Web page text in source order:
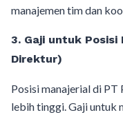
manajemen tim dan
3. Gaji untuk Posisi
Direktur)
Posisi manajerial di PT
lebih tinggi. Gaji untuk